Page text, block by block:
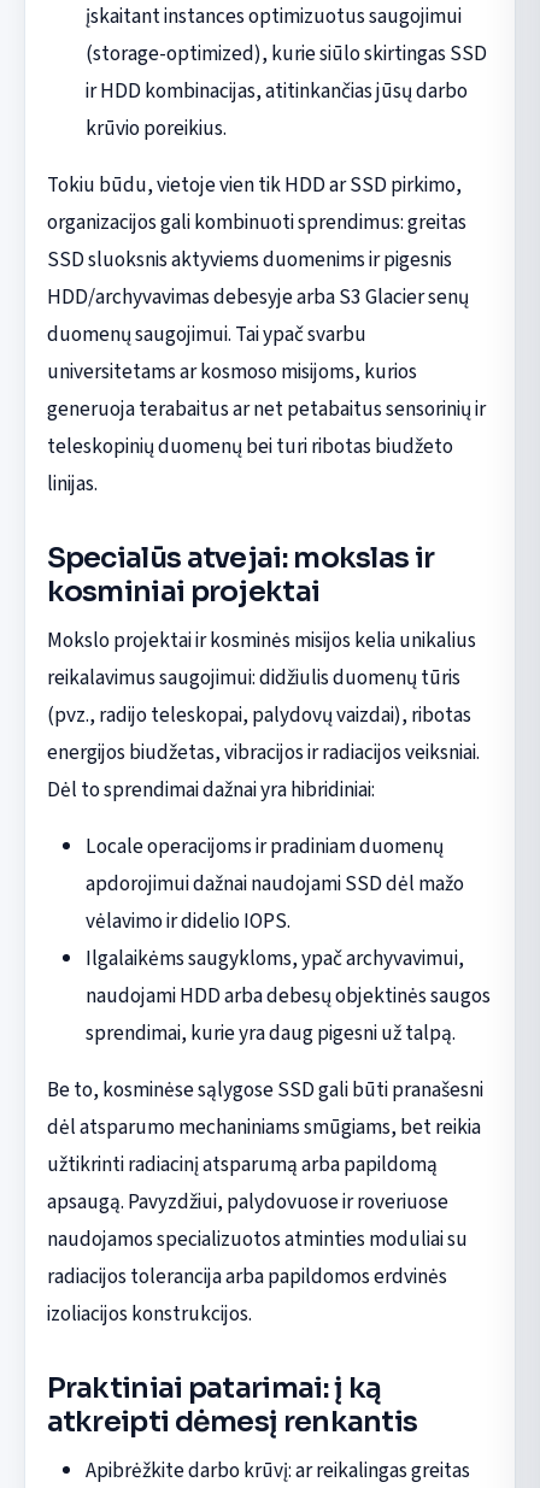
įskaitant instances optimizuotus saugojimui
(storage-optimized), kurie siūlo skirtingas SSD
ir HDD kombinacijas, atitinkančias jūsų darbo
krūvio poreikius.
Tokiu būdu, vietoje vien tik HDD ar SSD pirkimo,
organizacijos gali kombinuoti sprendimus: greitas
SSD sluoksnis aktyviems duomenims ir pigesnis
HDD/archyvavimas debesyje arba S3 Glacier senų
duomenų saugojimui. Tai ypač svarbu
universitetams ar kosmoso misijoms, kurios
generuoja terabaitus ar net petabaitus sensorinių ir
teleskopinių duomenų bei turi ribotas biudžeto
linijas.
Specialūs atvejai: mokslas ir
kosminiai projektai
Mokslo projektai ir kosminės misijos kelia unikalius
reikalavimus saugojimui: didžiulis duomenų tūris
(pvz., radijo teleskopai, palydovų vaizdai), ribotas
energijos biudžetas, vibracijos ir radiacijos veiksniai.
Dėl to sprendimai dažnai yra hibridiniai:
Locale operacijoms ir pradiniam duomenų
apdorojimui dažnai naudojami SSD dėl mažo
vėlavimo ir didelio IOPS.
Ilgalaikėms saugykloms, ypač archyvavimui,
naudojami HDD arba debesų objektinės saugos
sprendimai, kurie yra daug pigesni už talpą.
Be to, kosminėse sąlygose SSD gali būti pranašesni
dėl atsparumo mechaniniams smūgiams, bet reikia
užtikrinti radiacinį atsparumą arba papildomą
apsaugą. Pavyzdžiui, palydovuose ir roveriuose
naudojamos specializuotos atminties moduliai su
radiacijos tolerancija arba papildomos erdvinės
izoliacijos konstrukcijos.
Praktiniai patarimai: į ką
atkreipti dėmesį renkantis
Apibrėžkite darbo krūvį: ar reikalingas greitas